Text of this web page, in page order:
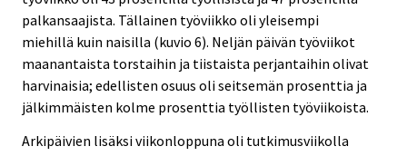
palkansaajista. Tällainen työviikko oli yleisempi
miehillä kuin naisilla (kuvio 6). Neljän päivän työviikot
maanantaista torstaihin ja tiistaista perjantaihin olivat
harvinaisia; edellisten osuus oli seitsemän prosenttia ja
jälkimmäisten kolme prosenttia työllisten työviikoista.
Arkipäivien lisäksi viikonloppuna oli tutkimusviikolla